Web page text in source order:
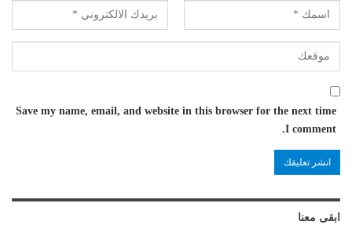
Save my name, email, and website in this browser for the next time
I comment.
ابقى معنا